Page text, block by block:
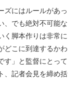
ズにはルールがあっ
、でも絶対不可能な
く脚本作りは非常に
どこに到達するかわ
す」と監督にとって
、記者会見を締め括